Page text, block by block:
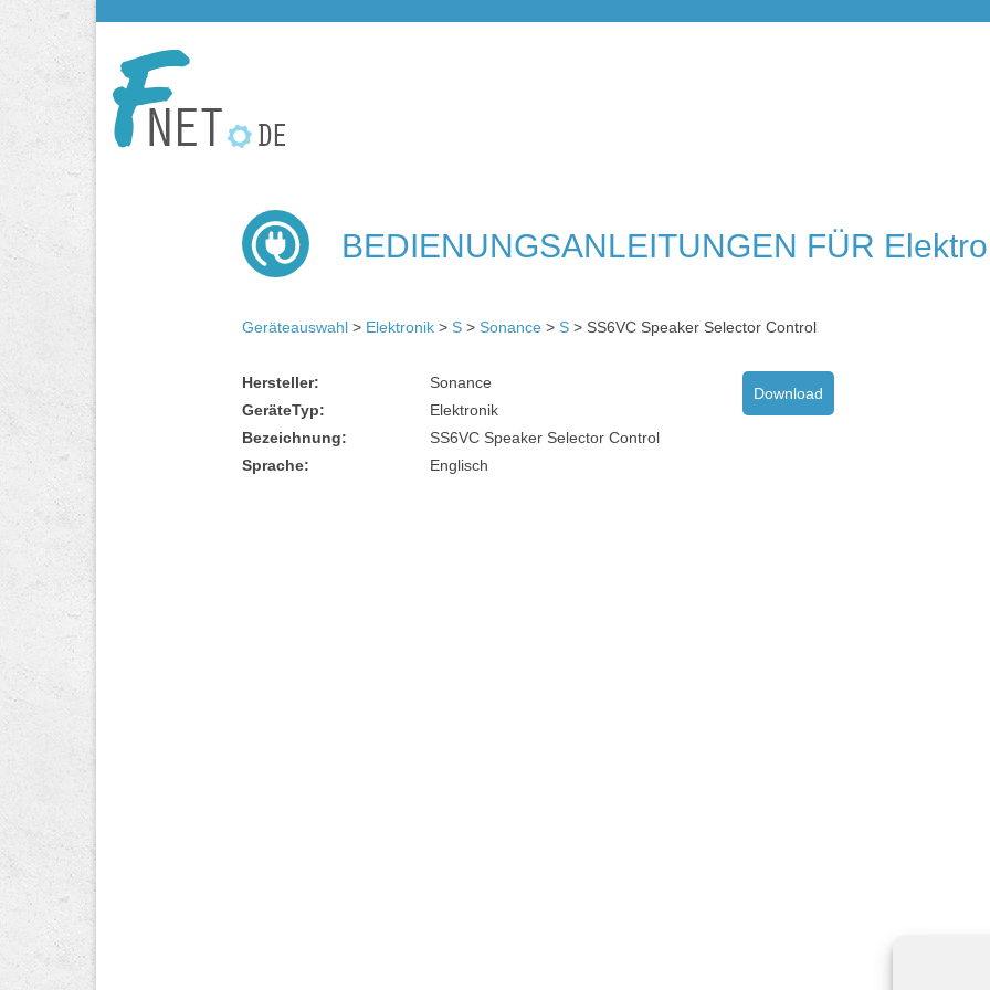
BEDIENUNGSANLEITUNGEN FÜR
Geräteauswahl > Elektronik > S > Sonance > S > SS6VC Speaker Selector Control
Hersteller:
Sonance
GeräteTyp:
Elektronik
Bezeichnung:
SS6VC Speaker Selector Control
Sprache:
Englisch
Download